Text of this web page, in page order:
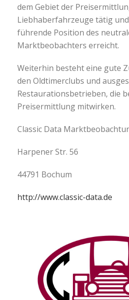
dem Gebiet der
Liebhaberfahrzeuge tätig
führende Position des
Marktbeobachters erreicht.
Weiterhin besteht eine gute
den Oldtimerclubs und
Restaurationsbetrieben, die
Preisermittlung mitwirken.
Classic Data
Harpener Str. 56
44791 Bochum
http://www.classic-data.de